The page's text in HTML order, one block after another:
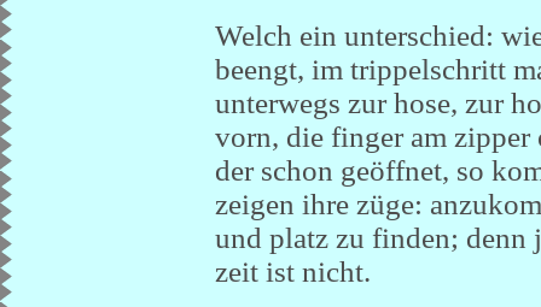
Welch ein unterschied:
beengt, im trippelschritt
unterwegs zur hose, zur
vorn, die finger am
der schon geöffnet, so
zeigen ihre züge:
und platz zu finden; denn
zeit ist nicht.